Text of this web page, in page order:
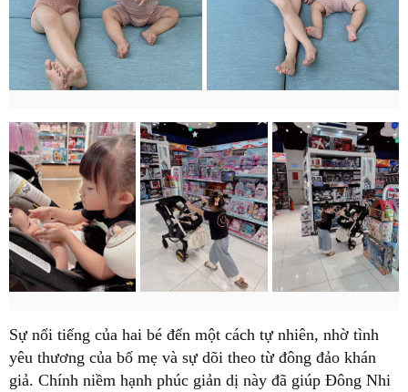
Sự nổi tiếng của hai bé đến một cách tự nhiên, nhờ tình
yêu thương của bố mẹ và sự dõi theo từ đông đảo khán
giả. Chính niềm hạnh phúc giản dị này đã giúp Đông Nhi